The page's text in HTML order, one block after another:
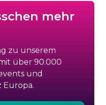
mehr
zu unserem
über 90.000
und
Europa.